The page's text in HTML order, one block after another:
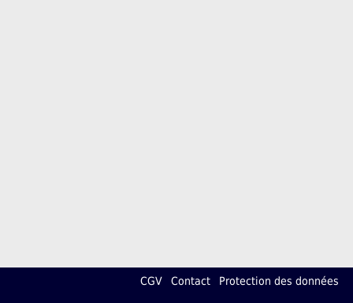
CGV Contact Protection des données